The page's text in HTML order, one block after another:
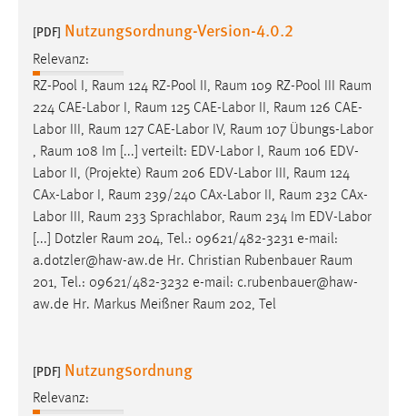
[PDF] Nutzungsordnung-Version-4.0.2
Relevanz:
RZ-Pool I, Raum 124 RZ-Pool II, Raum 109 RZ-Pool III
Raum
224 CAE-Labor I, Raum 125 CAE-Labor II, Raum 126 CAE-
Labor III, Raum 127 CAE-Labor IV, Raum 107 Übungs-Labor
, Raum 108 Im [...] verteilt: EDV-Labor I, Raum 106 EDV-
Labor II, (Projekte) Raum 206 EDV-Labor III, Raum 124
CAx-Labor I, Raum 239/240 CAx-Labor II, Raum 232 CAx-
Labor III, Raum 233 Sprachlabor, Raum 234 Im EDV-Labor
[...] Dotzler Raum 204, Tel.: 09621/482-3231 e-mail:
a.dotzler@haw-aw.de Hr. Christian Rubenbauer Raum
201, Tel.: 09621/482-3232 e-mail: c.rubenbauer@haw-
aw.de Hr. Markus Meißner Raum 202, Tel
[PDF] Nutzungsordnung
Relevanz: